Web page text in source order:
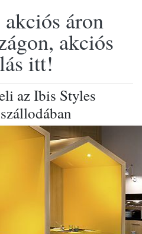
áron
akciós
itt!
az Ibis Styles